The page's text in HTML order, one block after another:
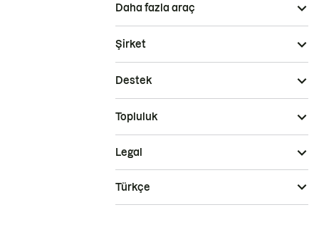
Daha fazla araç
Şirket
Destek
Topluluk
Legal
Türkçe